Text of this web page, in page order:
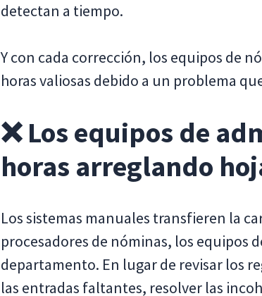
detectan a tiempo.
Y con cada corrección, los equipos de
horas valiosas debido a un problema
❌ Los equipos de
horas arreglando
Los sistemas manuales transfieren la
procesadores de nóminas, los equipos
departamento. En lugar de revisar los
las entradas faltantes, resolver las